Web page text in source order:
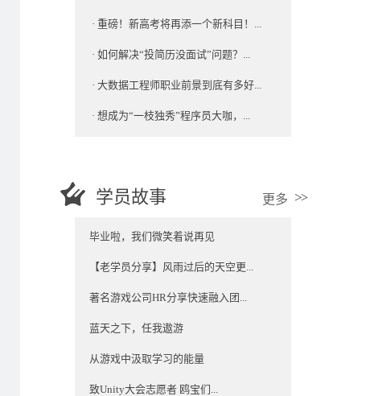
· 重磅！新高考将再添一个新科目！...
· 如何解决“投简历没面试”问题？...
· 大数据工程师职业前景到底有多好...
· 想成为“一枝独秀”程序员大咖，...
学员故事 更多
毕业啦，我们微笑着说再见
【老学员分享】风雨过后的天空更...
著名游戏公司HR分享快速融入团...
蓝天之下，任我遨游
从游戏中汲取学习的能量
致Unity大会志愿者 鸥宝们...